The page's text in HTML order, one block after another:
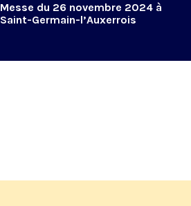
Messe du 26 novembre 2024 à
Saint-Germain-l’Auxerrois